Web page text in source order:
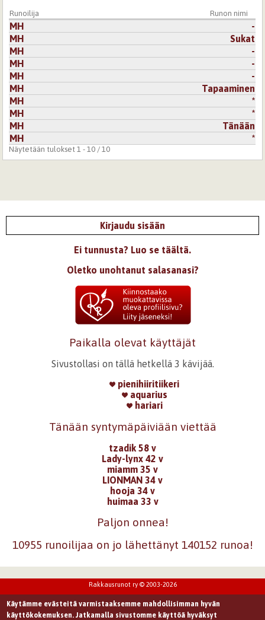
Runoilija Runon nimi
MH
-
MH
Sukat
MH
-
MH
-
MH
-
MH
Tapaaminen
MH
*
MH
*
MH
Tänään
MH
*
Näytetään tulokset 1 - 10 / 10
Kirjaudu sisään
Ei tunnusta? Luo se täältä.
Oletko unohtanut salasanasi?
Paikalla olevat käyttäjät
Sivustollasi on tällä hetkellä 3 kävijää.
pienihiiritiikeri
aquarius
hariari
Tänään syntymäpäiviään viettää
tzadik 58 v
Lady-lynx 42 v
miamm 35 v
LIONMAN 34 v
hooja 34 v
huimaa 33 v
Paljon onnea!
10955 runoilijaa on jo lähettänyt 140152 runoa!
Rakkausrunot ry © 2003-2026
Käytämme evästeitä varmistaaksemme mahdollisimman hyvän
käyttökokemuksen. Jatkamalla sivustomme käyttöä hyväksyt